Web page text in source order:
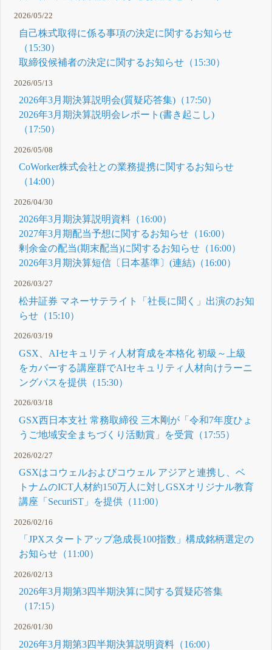
2026/05/22
自己株式取得に係る事項の決定に関するお知らせ
（15:30）
取締役候補者の決定に関するお知らせ（15:30）
2026/05/13
2026年3月期決算説明会(質疑応答集)（17:50）
2026年3月期決算説明会レポート(書き起こし)
（17:50）
2026/05/08
CoWorker株式会社との業務提携に関するお知らせ
（14:00）
2026/04/30
2026年3月期決算説明資料（16:00）
2027年3月期配当予想に関するお知らせ（16:00）
剰余金の配当(期末配当)に関するお知らせ（16:00）
2026年3月期決算短信〔日本基準〕(連結)（16:00）
2026/03/27
松井証券 マネーサテライト「社長に聞く」出演のお知
らせ（15:10）
2026/03/19
GSX、AIセキュリティ人材育成を本格化 初級～上級
をカバーする講座群でAIセキュリティ人材向けラーニ
ングパスを提供（15:30）
2026/03/18
GSX西日本支社 常務取締役 三木剛が「令和7年度ひょ
うご地域安全まちづくり活動賞」を受賞（17:55）
2026/02/27
GSXはコウェルおよびコウェル アジアと連携し、ベ
トナムのICT人材約150万人に対しGSXオリジナル教育
講座「SecuriST」を提供（11:00）
2026/02/16
「JPXスタートアップ急成長100指数」構成銘柄選定の
お知らせ（11:00）
2026/02/13
2026年3月期第3四半期決算に関する質疑応答集
（17:15）
2026/01/30
2026年3月期第3四半期決算説明資料（16:00）